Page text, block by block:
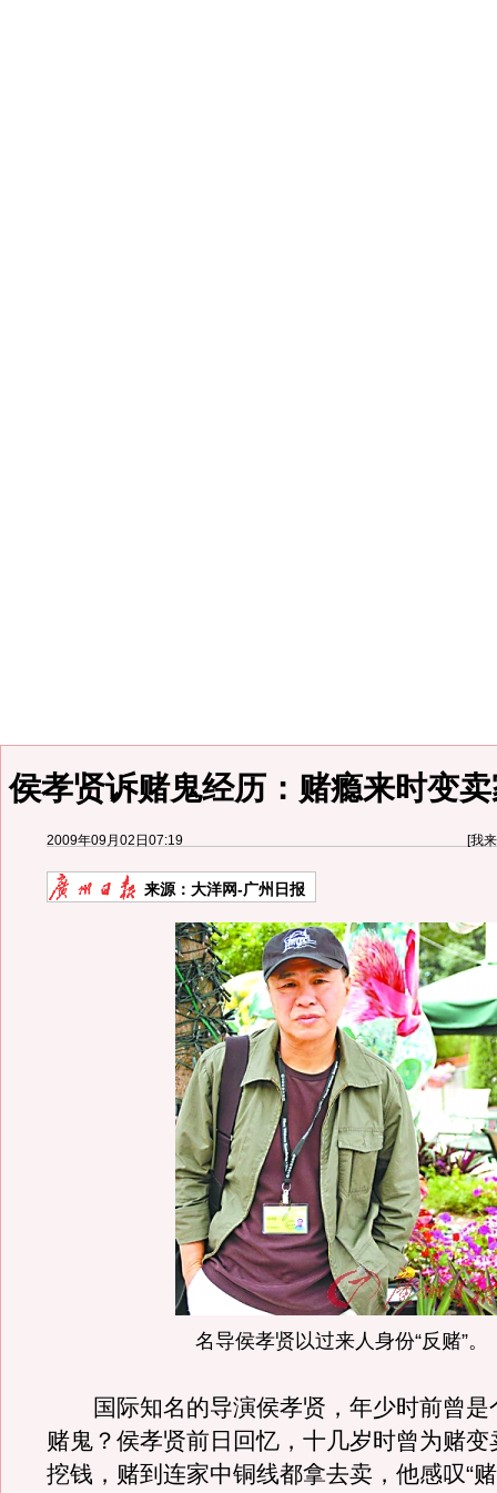
侯孝贤诉赌鬼经历：赌瘾来时变
2009年09月02日07:19 [我
来源： 大洋网-广州日报
名导侯孝贤以过来人身份“反赌”。
国际知名的导演侯孝贤，年少时前曾是
赌鬼？侯孝贤前日回忆，十几岁时曾为赌
挖钱，赌到连家中铜线都拿去卖，他感叹“